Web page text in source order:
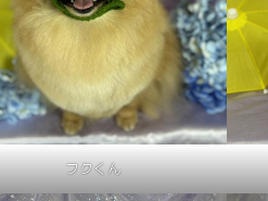
フクくん